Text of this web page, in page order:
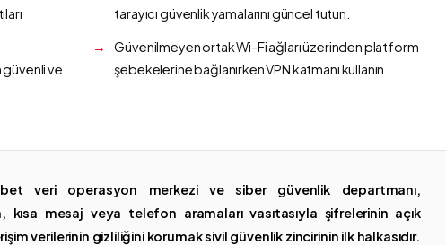
güvenli ve
tarayıcı güvenlik yamalarını güncel tutun.
Güvenilmeyen ortak Wi-Fi ağları üzerinden platform
şebekelerine bağlanırken VPN katmanı kullanın.
veri operasyon merkezi ve siber güvenlik departmanı,
kısa mesaj veya telefon aramaları vasıtasıyla şifrelerinin açık
verilerinin gizliliğini korumak sivil güvenlik zincirinin ilk halkasıdır.